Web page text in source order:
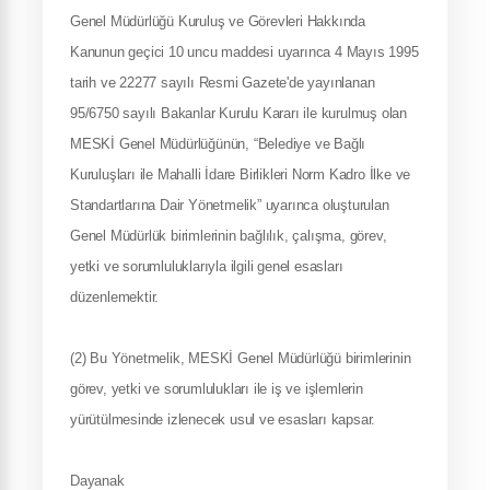
Genel Müdürlüğü Kuruluş ve Görevleri Hakkında
Kanunun geçici 10 uncu maddesi uyarınca 4 Mayıs 1995
tarih ve 22277 sayılı Resmi Gazete'de yayınlanan
95/6750 sayılı Bakanlar Kurulu Kararı ile kurulmuş olan
MESKİ Genel Müdürlüğünün, “Belediye ve Bağlı
Kuruluşları ile Mahalli İdare Birlikleri Norm Kadro İlke ve
Standartlarına Dair Yönetmelik” uyarınca oluşturulan
Genel Müdürlük birimlerinin bağlılık, çalışma, görev,
yetki ve sorumluluklarıyla ilgili genel esasları
düzenlemektir.
(2) Bu Yönetmelik, MESKİ Genel Müdürlüğü birimlerinin
görev, yetki ve sorumlulukları ile iş ve işlemlerin
yürütülmesinde izlenecek usul ve esasları kapsar.
Dayanak